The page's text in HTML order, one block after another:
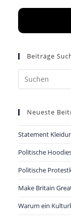
Und
Beiträge
Neueste
Statement
Politische
Politische
Make Britain
Warum ein